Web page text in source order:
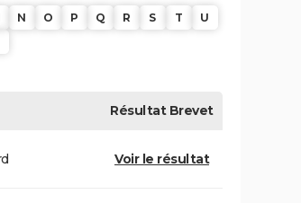
N O P Q R S T
U
RésultatBrevet
Voir le résultat